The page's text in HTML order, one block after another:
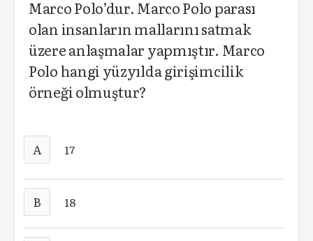
Marco Polo’dur. Marco Polo parası
olan insanların mallarını satmak
üzere anlaşmalar yapmıştır. Marco
Polo hangi yüzyılda girişimcilik
örneği olmuştur?
A 17
B 18